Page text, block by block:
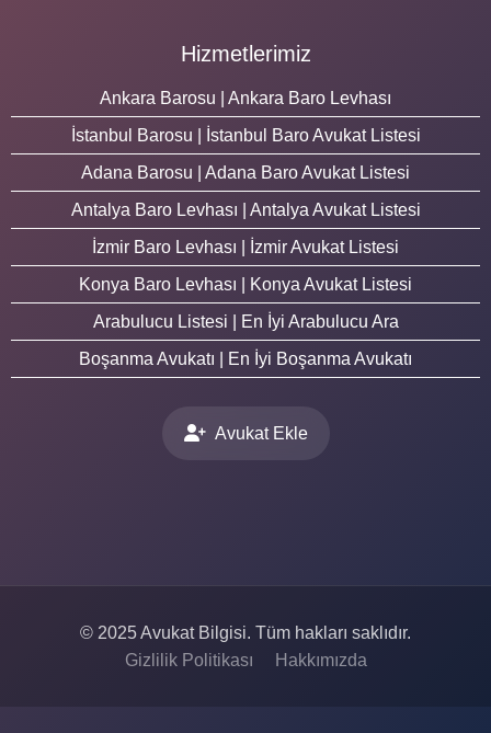
Hizmetlerimiz
Ankara Barosu | Ankara Baro Levhası
İstanbul Barosu | İstanbul Baro Avukat Listesi
Adana Barosu | Adana Baro Avukat Listesi
Antalya Baro Levhası | Antalya Avukat Listesi
İzmir Baro Levhası | İzmir Avukat Listesi
Konya Baro Levhası | Konya Avukat Listesi
Arabulucu Listesi | En İyi Arabulucu Ara
Boşanma Avukatı | En İyi Boşanma Avukatı
Avukat Ekle
© 2025 Avukat Bilgisi. Tüm hakları saklıdır.
Gizlilik Politikası
Hakkımızda